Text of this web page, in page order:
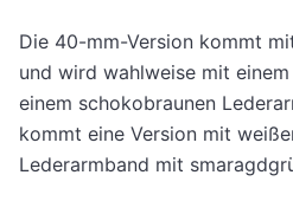
Die 40-mm-Version kommt
und wird wahlweise mit
einem schokobraunen
kommt eine Version mit
Lederarmband mit